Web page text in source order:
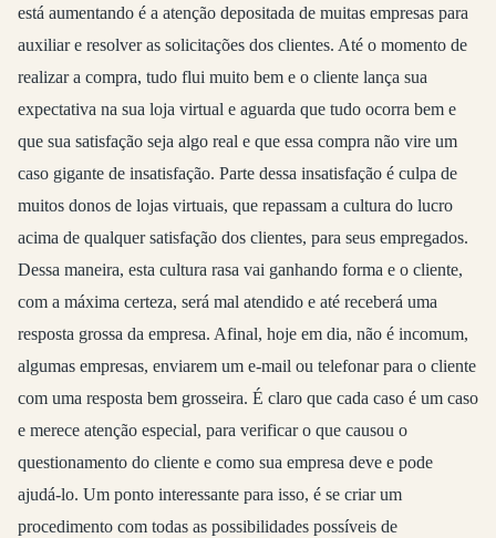
está aumentando é a atenção depositada de muitas empresas para
auxiliar e resolver as solicitações dos clientes. Até o momento de
realizar a compra, tudo flui muito bem e o cliente lança sua
expectativa na sua loja virtual e aguarda que tudo ocorra bem e
que sua satisfação seja algo real e que essa compra não vire um
caso gigante de insatisfação. Parte dessa insatisfação é culpa de
muitos donos de lojas virtuais, que repassam a cultura do lucro
acima de qualquer satisfação dos clientes, para seus empregados.
Dessa maneira, esta cultura rasa vai ganhando forma e o cliente,
com a máxima certeza, será mal atendido e até receberá uma
resposta grossa da empresa. Afinal, hoje em dia, não é incomum,
algumas empresas, enviarem um e-mail ou telefonar para o cliente
com uma resposta bem grosseira. É claro que cada caso é um caso
e merece atenção especial, para verificar o que causou o
questionamento do cliente e como sua empresa deve e pode
ajudá-lo. Um ponto interessante para isso, é se criar um
procedimento com todas as possibilidades possíveis de